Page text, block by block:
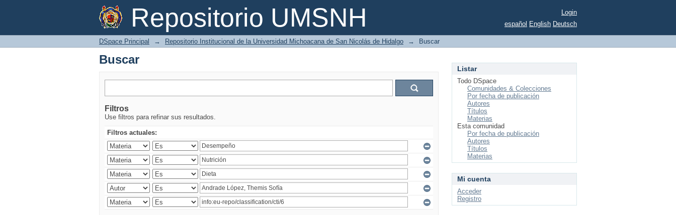
Repositorio UMSNH
Buscar
Login
español English Deutsch
DSpace Principal → Repositorio Institucional de la Universidad Michoacana de San Nicolás de Hidalgo → Buscar
Buscar
Filtros
Use filtros para refinar sus resultados.
Filtros actuales:
Listar
Todo DSpace
Comunidades & Colecciones
Por fecha de publicación
Autores
Títulos
Materias
Esta comunidad
Por fecha de publicación
Autores
Títulos
Materias
Mi cuenta
Acceder
Registro